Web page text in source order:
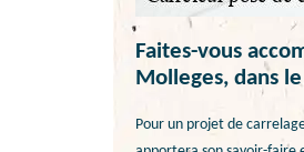
Faites-vous
Molleges, dans
Pour un projet de